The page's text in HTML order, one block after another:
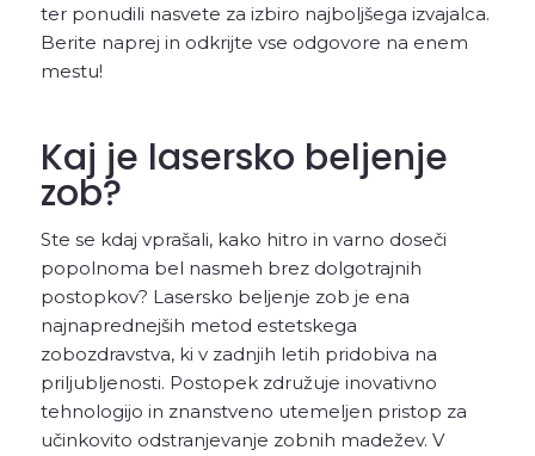
ter ponudili nasvete za izbiro najboljšega izvajalca.
Berite naprej in odkrijte vse odgovore na enem
mestu!
Kaj je lasersko beljenje
zob?
Ste se kdaj vprašali, kako hitro in varno doseči
popolnoma bel nasmeh brez dolgotrajnih
postopkov? Lasersko beljenje zob je ena
najnaprednejših metod estetskega
zobozdravstva, ki v zadnjih letih pridobiva na
priljubljenosti. Postopek združuje inovativno
tehnologijo in znanstveno utemeljen pristop za
učinkovito odstranjevanje zobnih madežev. V